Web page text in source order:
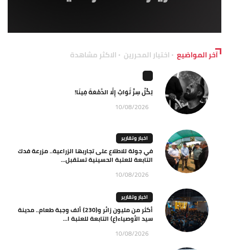
آخر المواضيع اختيار المحررين الاكثر مشاهدة
لِكُلِّ سِرٍّ ثَوَابٌ إِلَّا الدَّمْعَةَ فِينَا!
10/08/2026
اخبار وتقارير
في جولة للاطلاع على تجاربها الزراعية.. مزرعة فدك
التابعة للعتبة الحسينية تستقبل...
10/08/2026
اخبار وتقارير
أكثر من مليون زائر و(230) ألف وجبة طعام.. مدينة
سيد الأوصياء(ع) التابعة للعتبة ا...
10/08/2026